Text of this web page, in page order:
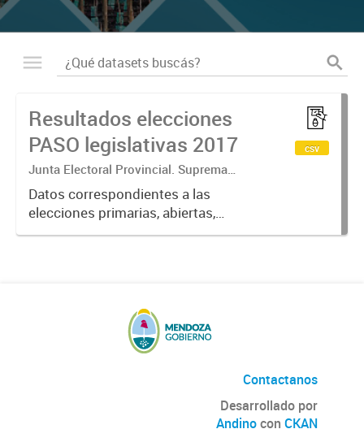
Resultados elecciones
PASO legislativas 2017
Junta Electoral Provincial. Suprema
Corte de Justicia. Poder Judicial
Mendoza.
Datos correspondientes a las
elecciones primarias, abiertas,
simultáneas y obligatorias de
csv
Contactanos
Desarrollado por
Andinocon CKAN